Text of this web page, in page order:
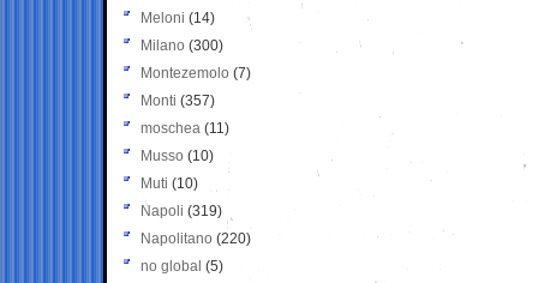
Meloni (14)
Milano (300)
Montezemolo (7)
Monti (357)
moschea (11)
Musso (10)
Muti (10)
Napoli (319)
Napolitano (220)
no global (5)